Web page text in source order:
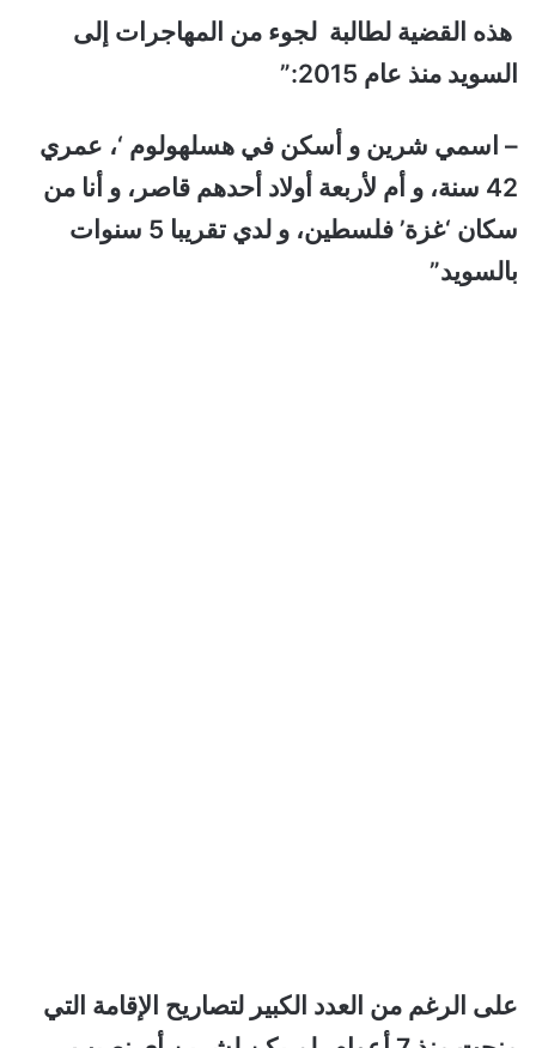
هذه القضية لطالبة لجوء من المهاجرات إلى
السويد منذ عام 2015:”
– اسمي شرين و أسكن في هسلهولوم ‘، عمري
42 سنة، و أم لأربعة أولاد أحدهم قاصر، و أنا من
سكان ‘غزة’ فلسطين، و لدي تقريبا 5 سنوات
بالسويد”
على الرغم من العدد الكبير لتصاريح الإقامة التي